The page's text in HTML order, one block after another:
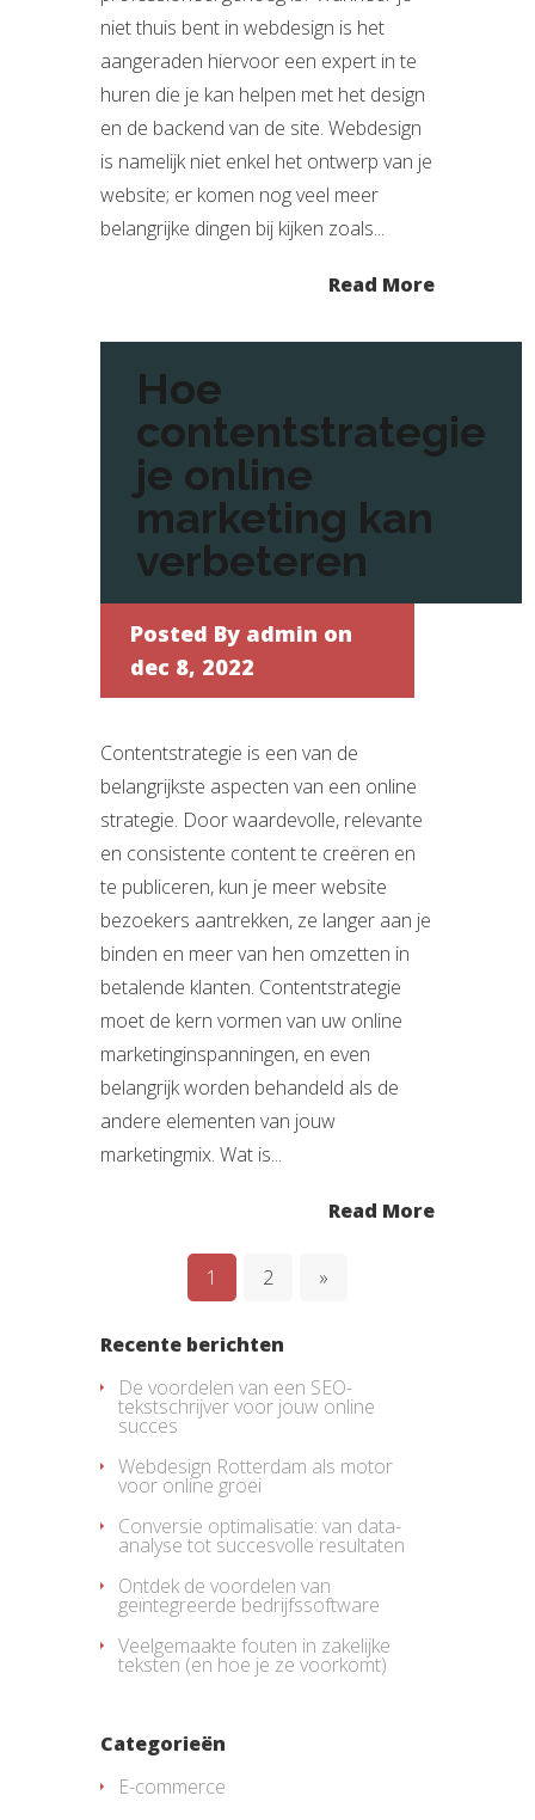
niet thuis bent in webdesign is het
aangeraden hiervoor een expert in te
huren die je kan helpen met het design
en de backend van de site. Webdesign
is namelijk niet enkel het ontwerp van je
website; er komen nog veel meer
belangrijke dingen bij kijken zoals...
Read More
Hoe
contentstrategie
je online
marketing kan
verbeteren
Posted By admin on
dec 8, 2022
Contentstrategie is een van de
belangrijkste aspecten van een online
strategie. Door waardevolle, relevante
en consistente content te creëren en
te publiceren, kun je meer website
bezoekers aantrekken, ze langer aan je
binden en meer van hen omzetten in
betalende klanten. Contentstrategie
moet de kern vormen van uw online
marketinginspanningen, en even
belangrijk worden behandeld als de
andere elementen van jouw
marketingmix. Wat is...
Read More
1 2 »
Recente berichten
De voordelen van een SEO-
tekstschrijver voor jouw online
succes
Webdesign Rotterdam als motor
voor online groei
Conversie optimalisatie: van data-
analyse tot succesvolle resultaten
Ontdek de voordelen van
geïntegreerde bedrijfssoftware
Veelgemaakte fouten in zakelijke
teksten (en hoe je ze voorkomt)
Categorieën
E-commerce